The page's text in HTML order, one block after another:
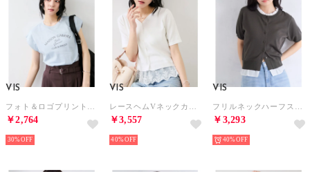
VIS
￥2,764
30%
VIS
￥3,557
40%
VIS
￥3,293
40%